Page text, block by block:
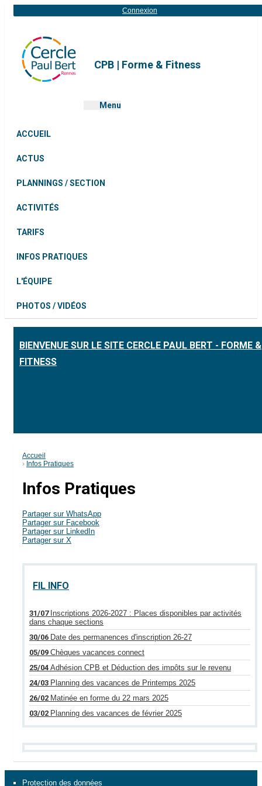
Connexion
CPB | Forme & Fitness
Menu
ACCUEIL
ACTUS
PLANNINGS / SECTION
ACTIVITÉS
TARIFS
INFOS PRATIQUES
L'ÉQUIPE
PHOTOS / VIDÉOS
BIENVENUE SUR LE SITE CERCLE PAUL BERT - FORME &
FITNESS
Accueil
Infos Pratiques
Infos Pratiques
Partager sur WhatsApp
Partager sur Facebook
Partager sur LinkedIn
Partager sur X
FIL INFO
31/07 Inscriptions 2026-2027 : Places disponibles par activités
dans chaque sections
30/06 Date des permanences d'inscription 26-27
05/09 Chèques vacances connect
25/04 Adhésion CPB et Déduction des impôts sur le revenu
24/03 Planning des vacances de Printemps 2025
26/02 Matinée en forme du 22 mars 2025
03/02 Planning des vacances de février 2025
Protection des données